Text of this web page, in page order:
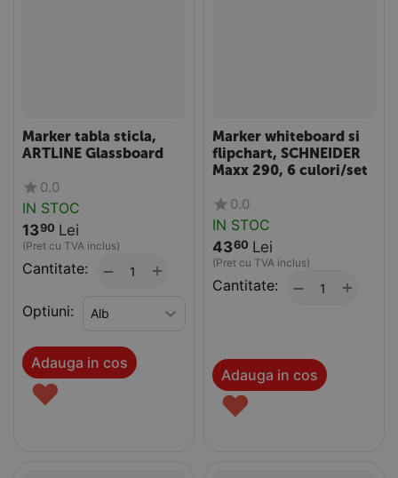
Marker tabla sticla,
ARTLINE Glassboard
0.0
IN STOC
1390 Lei
(Pret cu TVA inclus)
Cantitate: +
−
Optiuni:
Adauga in cos
♥
Marker whiteboard si
flipchart, SCHNEIDER
Maxx 290, 6 culori/set
0.0
IN STOC
4360 Lei
(Pret cu TVA inclus)
Cantitate: +
−
Adauga in cos
♥